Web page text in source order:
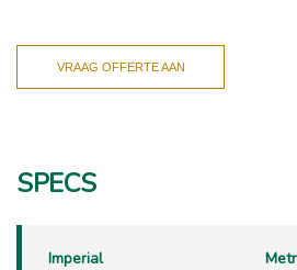
VRAAG OFFERTE AAN
SPECS
Imperial